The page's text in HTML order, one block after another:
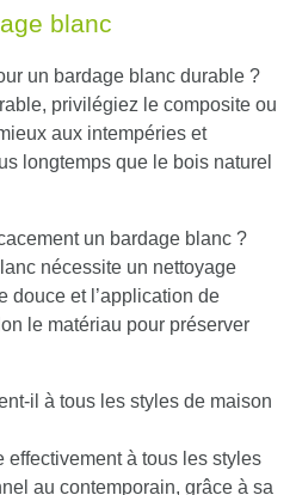
blanc
un bardage blanc durable ?
privilégiez le composite ou
aux intempéries et
longtemps que le bois naturel
un bardage blanc ?
nécessite un nettoyage
douce et l’application de
le matériau pour préserver
il à tous les styles de maison
effectivement à tous les styles
au contemporain, grâce à sa